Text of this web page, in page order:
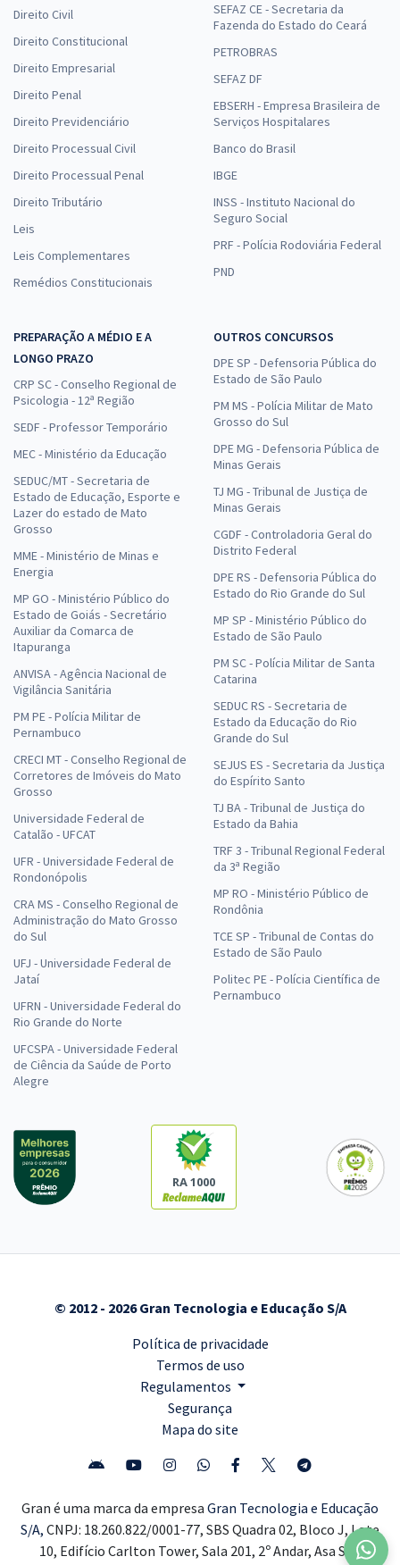
Direito Civil
Direito Constitucional
Direito Empresarial
Direito Penal
Direito Previdenciário
Direito Processual Civil
Direito Processual Penal
Direito Tributário
Leis
Leis Complementares
Remédios Constitucionais
SEFAZ CE - Secretaria da
Fazenda do Estado do Ceará
PETROBRAS
SEFAZ DF
EBSERH - Empresa Brasileira de
Serviços Hospitalares
Banco do Brasil
IBGE
INSS - Instituto Nacional do
Seguro Social
PRF - Polícia Rodoviária Federal
PND
PREPARAÇÃO A MÉDIO E A
LONGO PRAZO
CRP SC - Conselho Regional de
Psicologia - 12ª Região
SEDF - Professor Temporário
MEC - Ministério da Educação
SEDUC/MT - Secretaria de
Estado de Educação, Esporte e
Lazer do estado de Mato
Grosso
MME - Ministério de Minas e
Energia
MP GO - Ministério Público do
Estado de Goiás - Secretário
Auxiliar da Comarca de
Itapuranga
ANVISA - Agência Nacional de
Vigilância Sanitária
PM PE - Polícia Militar de
Pernambuco
CRECI MT - Conselho Regional de
Corretores de Imóveis do Mato
Grosso
Universidade Federal de
Catalão - UFCAT
UFR - Universidade Federal de
Rondonópolis
CRA MS - Conselho Regional de
Administração do Mato Grosso
do Sul
UFJ - Universidade Federal de
Jataí
UFRN - Universidade Federal do
Rio Grande do Norte
UFCSPA - Universidade Federal
de Ciência da Saúde de Porto
Alegre
OUTROS CONCURSOS
DPE SP - Defensoria Pública do
Estado de São Paulo
PM MS - Polícia Militar de Mato
Grosso do Sul
DPE MG - Defensoria Pública de
Minas Gerais
TJ MG - Tribunal de Justiça de
Minas Gerais
CGDF - Controladoria Geral do
Distrito Federal
DPE RS - Defensoria Pública do
Estado do Rio Grande do Sul
MP SP - Ministério Público do
Estado de São Paulo
PM SC - Polícia Militar de Santa
Catarina
SEDUC RS - Secretaria de
Estado da Educação do Rio
Grande do Sul
SEJUS ES - Secretaria da Justiça
do Espírito Santo
TJ BA - Tribunal de Justiça do
Estado da Bahia
TRF 3 - Tribunal Regional Federal
da 3ª Região
MP RO - Ministério Público de
Rondônia
TCE SP - Tribunal de Contas do
Estado de São Paulo
Politec PE - Polícia Científica de
Pernambuco
RA 1000
© 2012 - 2026 Gran Tecnologia e Educação S/A
Política de privacidade
Termos de uso
Regulamentos
Segurança
Mapa do site
Gran é uma marca da empresa Gran Tecnologia e Educação
S/A, CNPJ: 18.260.822/0001-77, SBS Quadra 02, Bloco J, Lote
10, Edifício Carlton Tower, Sala 201, 2º Andar, Asa Sul,